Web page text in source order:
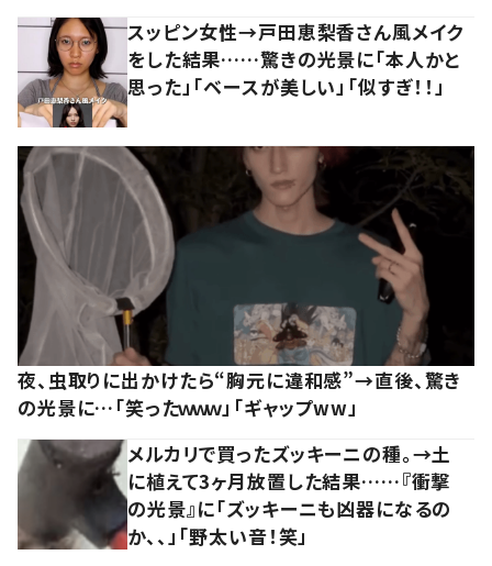
スッピン女性→戸田恵梨香さん風メイク
をした結果……驚きの光景に「本人かと
思った」「ベースが美しい」「似すぎ！！」
夜、虫取りに出かけたら“胸元に違和感”→直後、驚き
の光景に…「笑ったｗｗｗ」「ギャップww」
メルカリで買ったズッキーニの種。→土
に植えて3ヶ月放置した結果……『衝撃
の光景』に「ズッキーニも凶器になるの
か、、」「野太い音！笑」